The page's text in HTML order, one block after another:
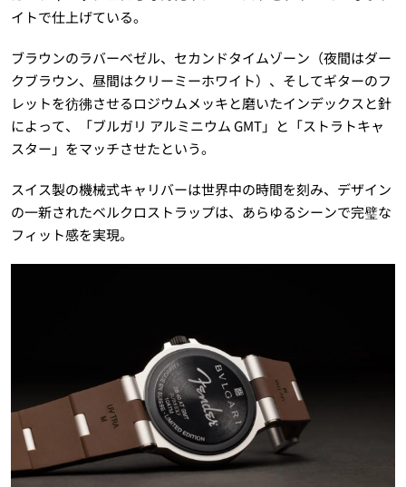
イトで仕上げている。
ブラウンのラバーベゼル、セカンドタイムゾーン（夜間はダー
クブラウン、昼間はクリーミーホワイト）、そしてギターのフ
レットを彷彿させるロジウムメッキと磨いたインデックスと針
によって、「ブルガリ アルミニウム GMT」と「ストラトキャ
スター」をマッチさせたという。
スイス製の機械式キャリバーは世界中の時間を刻み、デザイン
の一新されたベルクロストラップは、あらゆるシーンで完璧な
フィット感を実現。